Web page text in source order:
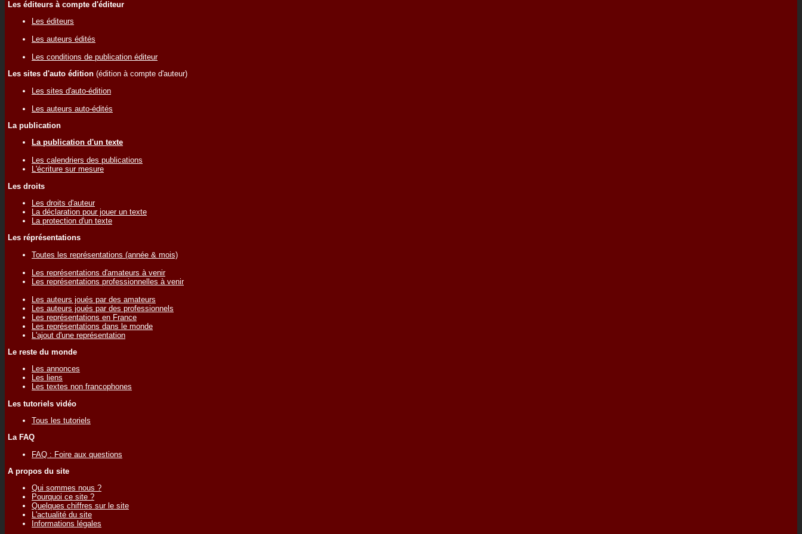
Les éditeurs à compte d'éditeur
Les éditeurs
Les auteurs édités
Les conditions de publication éditeur
Les sites d'auto édition (édition à compte d'auteur)
Les sites d'auto-édition
Les auteurs auto-édités
La publication
La publication d'un texte
Les calendriers des publications
L'écriture sur mesure
Les droits
Les droits d'auteur
La déclaration pour jouer un texte
La protection d'un texte
Les réprésentations
Toutes les représentations (année & mois)
Les représentations d'amateurs à venir
Les représentations professionnelles à venir
Les auteurs joués par des amateurs
Les auteurs joués par des professionnels
Les représentations en France
Les représentations dans le monde
L'ajout d'une représentation
Le reste du monde
Les annonces
Les liens
Les textes non francophones
Les tutoriels vidéo
Tous les tutoriels
La FAQ
FAQ : Foire aux questions
A propos du site
Qui sommes nous ?
Pourquoi ce site ?
Quelques chiffres sur le site
L'actualité du site
Informations légales